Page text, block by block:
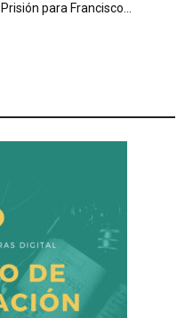
Prisión para Francisco...